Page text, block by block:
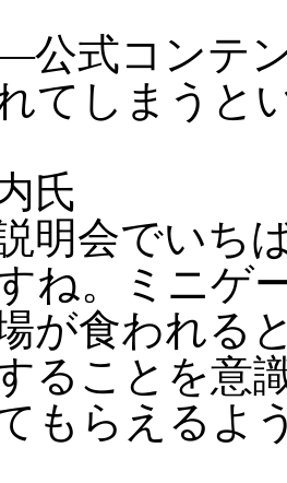
式コンテン
てしまうと
氏
明会でいち
ね。ミニゲ
が食われる
ることを意
もらえるよ